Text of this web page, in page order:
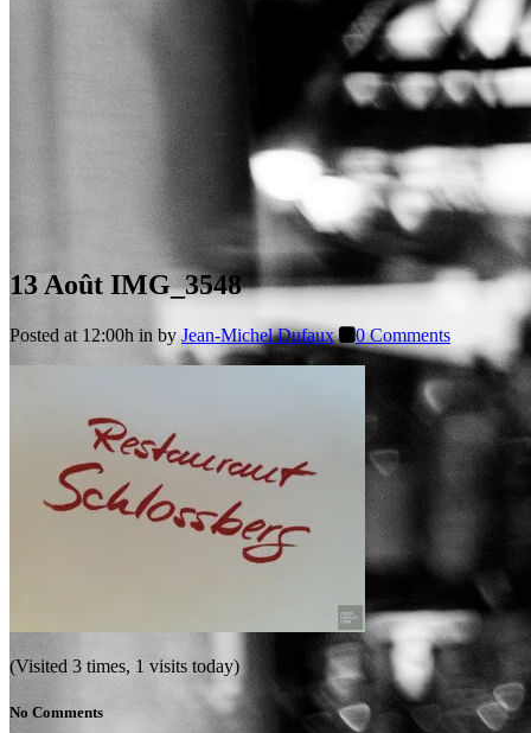
13 Août IMG_3548
Posted at 12:00h in by Jean-Michel Dufaux 0 Comments
(Visited 3 times, 1 visits today)
No Comments